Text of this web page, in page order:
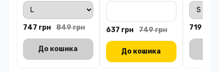
747 грн 849 грн
До кошика
637 грн 749 грн
До кошика
719 грн